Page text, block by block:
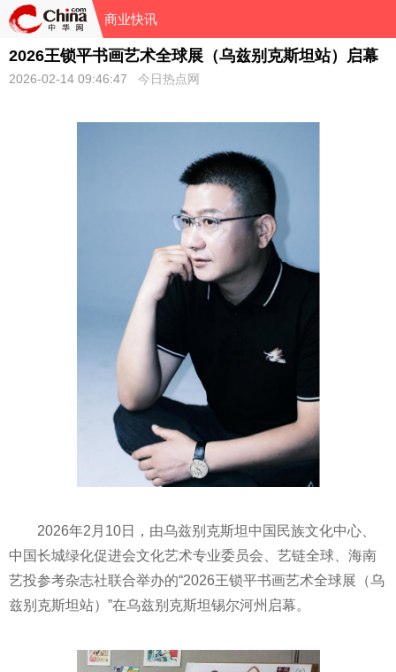
商业快讯
2026王锁平书画艺术全球展（乌兹别克斯坦站）启幕
2026-02-14 09:46:47 今日热点网
2026年2月10日，由乌兹别克斯坦中国民族文化中心、
中国长城绿化促进会文化艺术专业委员会、艺链全球、海南
艺投参考杂志社联合举办的“2026王锁平书画艺术全球展（乌
兹别克斯坦站）”在乌兹别克斯坦锡尔河州启幕。